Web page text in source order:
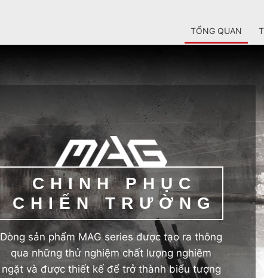
TỔNG QUAN
CHINH PHỤC
CHIẾN TRƯỜNG
Dòng sản phẩm MAG series được tạo ra thông
qua những thử nghiệm chất lượng nghiêm
ngặt và được thiết kế để trở thành biểu tượng